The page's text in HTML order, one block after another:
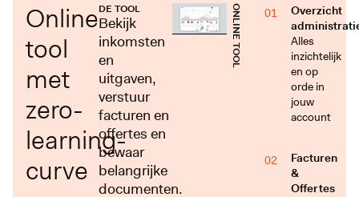
DE TOOL
Bekijk
inkomsten
en
uitgaven,
verstuur
facturen en
offertes en
bewaar
belangrijke
documenten.
Online
tool
met
zero-
learning-
curve
ONLINE TOOL 01
Overzicht
Alles
inzichtelijk
en op
orde in
jouw
account
02
Facturen
&
Offertes